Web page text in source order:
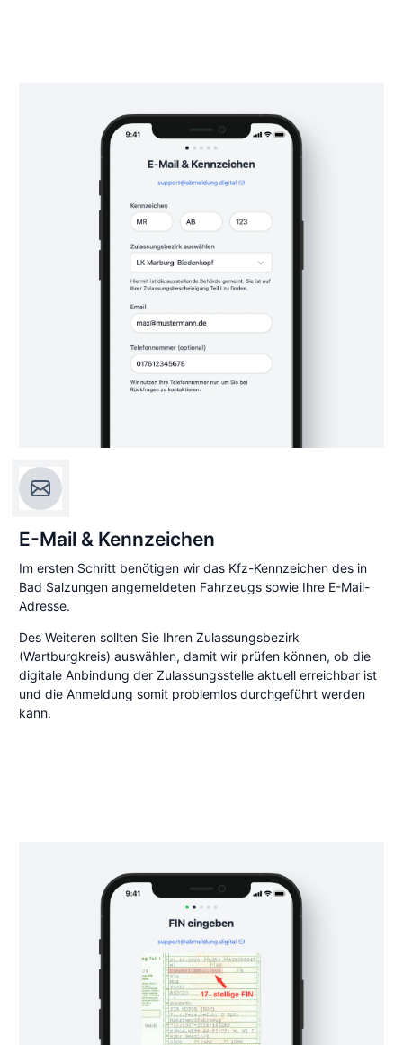
E-Mail & Kennzeichen
Im ersten Schritt benötigen wir das Kfz-Kennzeichen des in
Bad Salzungen angemeldeten Fahrzeugs sowie Ihre E-Mail-
Adresse.
Des Weiteren sollten Sie Ihren Zulassungsbezirk
(Wartburgkreis) auswählen, damit wir prüfen können, ob die
digitale Anbindung der Zulassungsstelle aktuell erreichbar ist
und die Anmeldung somit problemlos durchgeführt werden
kann.